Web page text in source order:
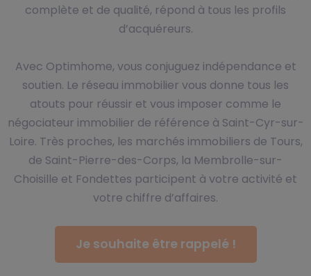
complète et de qualité, répond à tous les profils
d’acquéreurs.
Avec Optimhome, vous conjuguez indépendance et
soutien. Le réseau immobilier vous donne tous les
atouts pour réussir et vous imposer comme le
négociateur immobilier de référence à Saint-Cyr-sur-
Loire. Très proches, les marchés immobiliers de Tours,
de Saint-Pierre-des-Corps, la Membrolle-sur-
Choisille et Fondettes participent à votre activité et
votre chiffre d’affaires.
Je souhaite être rappelé !